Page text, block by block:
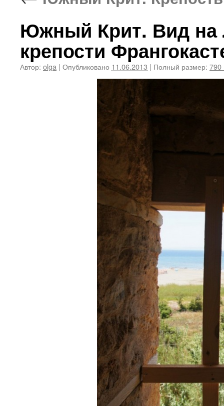
Южный Крит. Вид на
крепости
Автор: olga | Опубликовано 11.06.2013 | Полный размер: 790